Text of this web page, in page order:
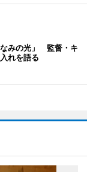
みの光」 監督・キ
れを語る